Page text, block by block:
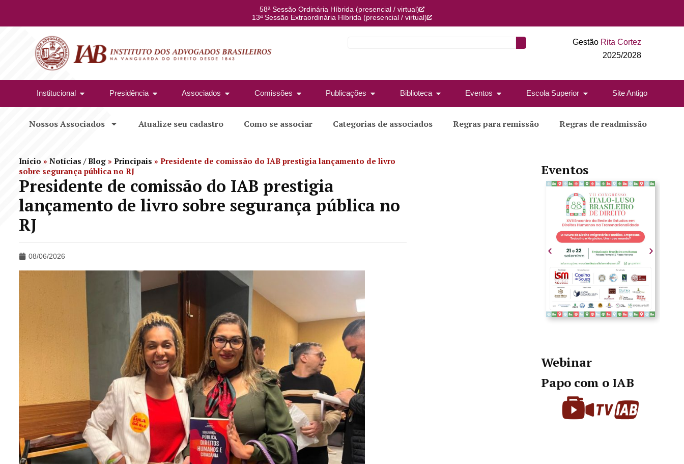
58ª Sessão Ordinária Híbrida (presencial / virtual)
13ª Sessão Extraordinária Híbrida (presencial / virtual)
Gestão Rita Cortez
2025/2028
Institucional Presidência Associados Comissões Publicações Biblioteca Eventos Escola Superior Site Antigo
Nossos Associados Atualize seu cadastro Como se associar Categorias de associados Regras para remissão Regras de readmissão
Início » Notícias / Blog » Principais » Presidente de comissão do IAB prestigia lançamento de livro
sobre segurança pública no RJ
Presidente de comissão do IAB prestigia
lançamento de livro sobre segurança pública no
RJ
08/06/2026
Eventos
Webinar
Papo com o IAB